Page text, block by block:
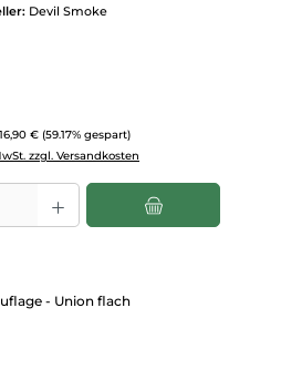
Devil Smoke
Regulärer Preis:
16,90 € (59.17% gespart)
zzgl. Versandkosten
Wert ein oder benutze die